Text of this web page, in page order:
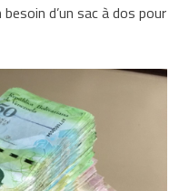
d’un sac à dos pour